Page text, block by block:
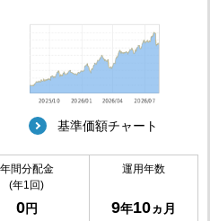
基準価額チャート
年間分配金
(年1回)
0円
運用年数
9年10ヵ月